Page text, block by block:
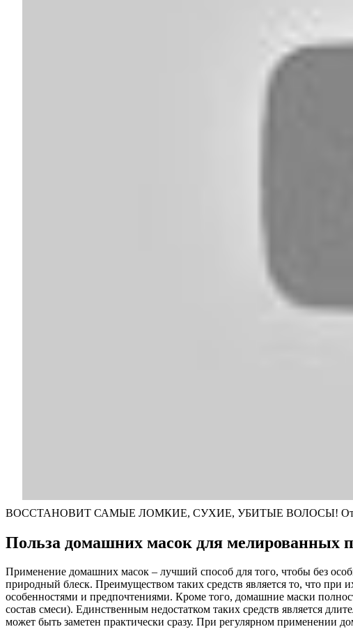
ВОССТАНОВИТ САМЫЕ ЛОМКИЕ, СУХИЕ, УБИТЫЕ ВОЛОСЫ! От
Польза домашних масок для мелированных
Применение домашних масок – лучший способ для того, чтобы без
природный блеск. Преимуществом таких средств является то, что при
особенностями и предпочтениями. Кроме того, домашние маски
состав смеси). Единственным недостатком таких средств является
может быть заметен практически сразу. При регулярном применении